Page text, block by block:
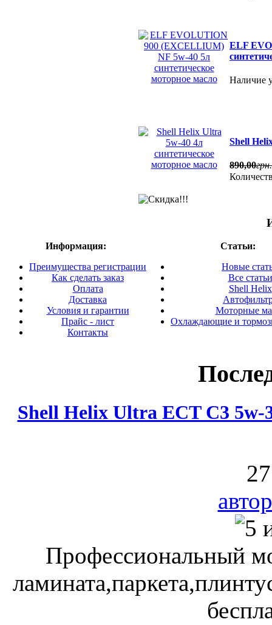
ELF
Наличие
Shell
890,00грн.
Информация:
Преимущества регистрации
Как сделать заказ
Оплата
Доставка
Условия и гарантии
Прайс - лист
Контакты
Статьи:
Новые
Все статьи
Shell Helix
Моторные
Охлаждающие и
Shell Helix Ultra ECT C3 5w-
Профессиональный